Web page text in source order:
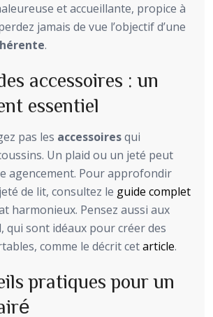
et accueillante, propice à
jamais de vue l’objectif d’une
.
accessoires : un
essentiel
pas les accessoiresqui
Un plaid ou un jeté peut
agencement. Pour approfondir
de lit, consultez le guide complet
harmonieux. Pensez aussi aux
qui sont idéaux pour créer des
comme le décrit cetarticle.
pratiques pour un